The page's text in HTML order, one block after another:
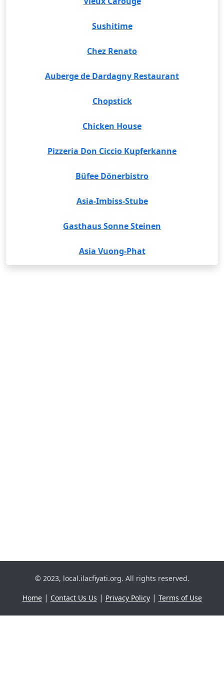
Sushitime
Chez Renato
Auberge de Dardagny Restaurant
Chopstick
Chicken House
Pizzeria Don Ciccio Kupferkanne
Büfee Dönerbistro
Asia-Imbiss-Stube
Gasthaus Sonne Steinen
Asia Vuong-Phat
© 2023, local.ilacfiyati.org. All rights reserved.
Home| Contact Us Us | Privacy Policy| Terms of Use